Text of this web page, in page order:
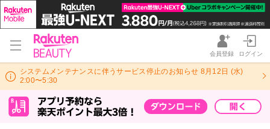
会員登録 ログイン
システムメンテナンスに伴うサービス停止のお知らせ 8月12日 (水)
2:00〜5:30